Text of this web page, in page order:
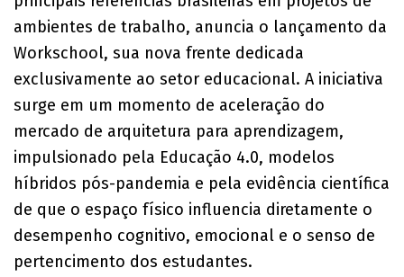
ambientes de trabalho, anuncia o lançamento da
Workschool, sua nova frente dedicada
exclusivamente ao setor educacional. A iniciativa
surge em um momento de aceleração do
mercado de arquitetura para aprendizagem,
impulsionado pela Educação 4.0, modelos
híbridos pós-pandemia e pela evidência científica
de que o espaço físico influencia diretamente o
desempenho cognitivo, emocional e o senso de
pertencimento dos estudantes.